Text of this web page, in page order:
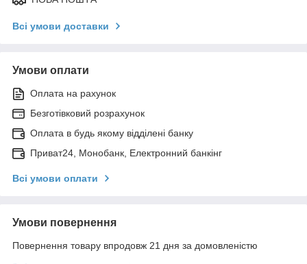
Всі умови доставки
Умови оплати
Оплата на рахунок
Безготівковий розрахунок
Оплата в будь якому відділені банку
Приват24, Монобанк, Електронний банкінг
Всі умови оплати
Умови повернення
Повернення товару впродовж 21 дня за домовленістю